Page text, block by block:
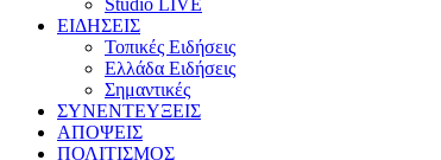
ΕΙΔΗΣΕΙΣ
Τοπικές Ειδήσεις
Ελλάδα Ειδήσεις
Σημαντικές
ΣΥΝΕΝΤΕΥΞΕΙΣ
ΑΠΟΨΕΙΣ
ΠΟΛΙΤΙΣΜΟΣ